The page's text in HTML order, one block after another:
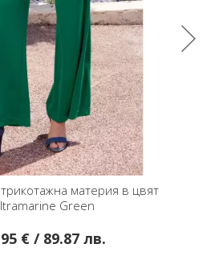
молив в цвят Aqua Green
€ / 49.95 лв.